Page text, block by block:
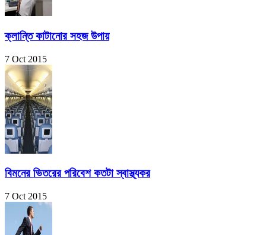
ক্লান্তি কাটানোর সহজ উপায়
7 Oct 2015
বিমনের ভিতরের পরিবেশ কতটা স্বাস্থ্যকর
7 Oct 2015